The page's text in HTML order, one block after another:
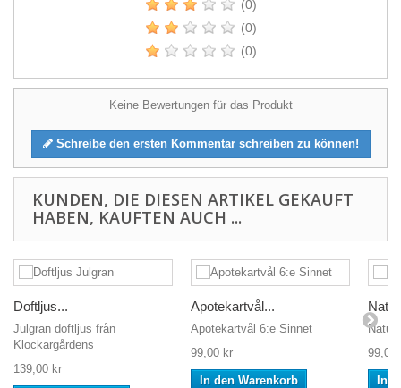
(0)
(0)
(0)
Keine Bewertungen für das Produkt
Schreibe den ersten Kommentar schreiben zu können!
KUNDEN, DIE DIESEN ARTIKEL GEKAUFT
HABEN, KAUFTEN AUCH ...
Doftljus...
Julgran doftljus från
Klockargårdens
139,00 kr
Apotekartvål...
Apotekartvål 6:e Sinnet
99,00 kr
In den Warenkorb
99,00
In